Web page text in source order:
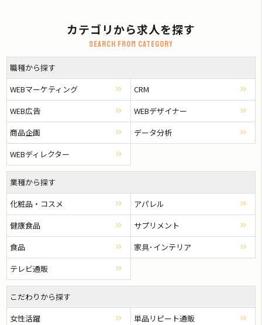
カテゴリから求人を探す
Search from category
職種から探す
WEBマーケティング
CRM
WEB広告
WEBデザイナー
商品企画
データ分析
WEBディレクター
業種から探す
化粧品・コスメ
アパレル
健康食品
サプリメント
食品
家具･インテリア
テレビ通販
こだわりから探す
女性活躍
単品リピート通販